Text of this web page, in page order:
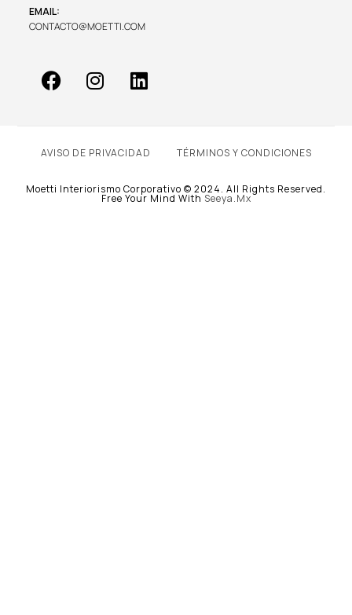
EMAIL:
CONTACTO@MOETTI.COM
AVISO DE PRIVACIDAD TÉRMINOS Y CONDICIONES
Moetti Interiorismo Corporativo © 2024. All Rights Reserved.
Free Your Mind With Seeya.mx